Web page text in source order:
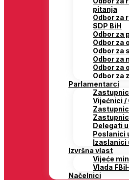
pitanja
Odbor za
SDP BiH
Odbor za
Odbor za
Odbor za
Odbor za
Odbor za
Odbor za
Parlamentarci
Vijećnici /
Delegati
Poslanici
Izaslanici
Izvršna vlast
Vijeće
Vlada
Načelnici